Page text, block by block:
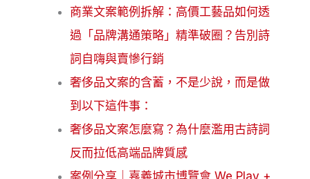
商業文案範例拆解：高價工藝品如何透
過「品牌溝通策略」精準破圈？告別詩
詞自嗨與賣慘行銷
奢侈品文案的含蓄，不是少說，而是做
到以下這件事：
奢侈品文案怎麼寫？為什麼濫用古詩詞
反而拉低高端品牌質感